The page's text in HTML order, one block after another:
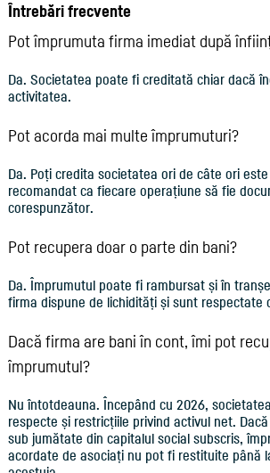
Întrebări frecvente
Pot împrumuta firma imediat după
Da. Societatea poate fi creditată chiar dacă
activitatea.
Pot acorda mai multe împrumuturi?
Da. Poți credita societatea ori de câte ori
recomandat ca fiecare operațiune să fie
corespunzător.
Pot recupera doar o parte din bani?
Da. Împrumutul poate fi rambursat și în
firma dispune de lichidități și sunt respectate
Dacă firma are bani în cont, îmi pot
împrumutul?
Nu întotdeauna. Începând cu 2026,
respecte și restricțiile privind activul net.
sub jumătate din capitalul social subscris,
acordate de asociați nu pot fi restituite până